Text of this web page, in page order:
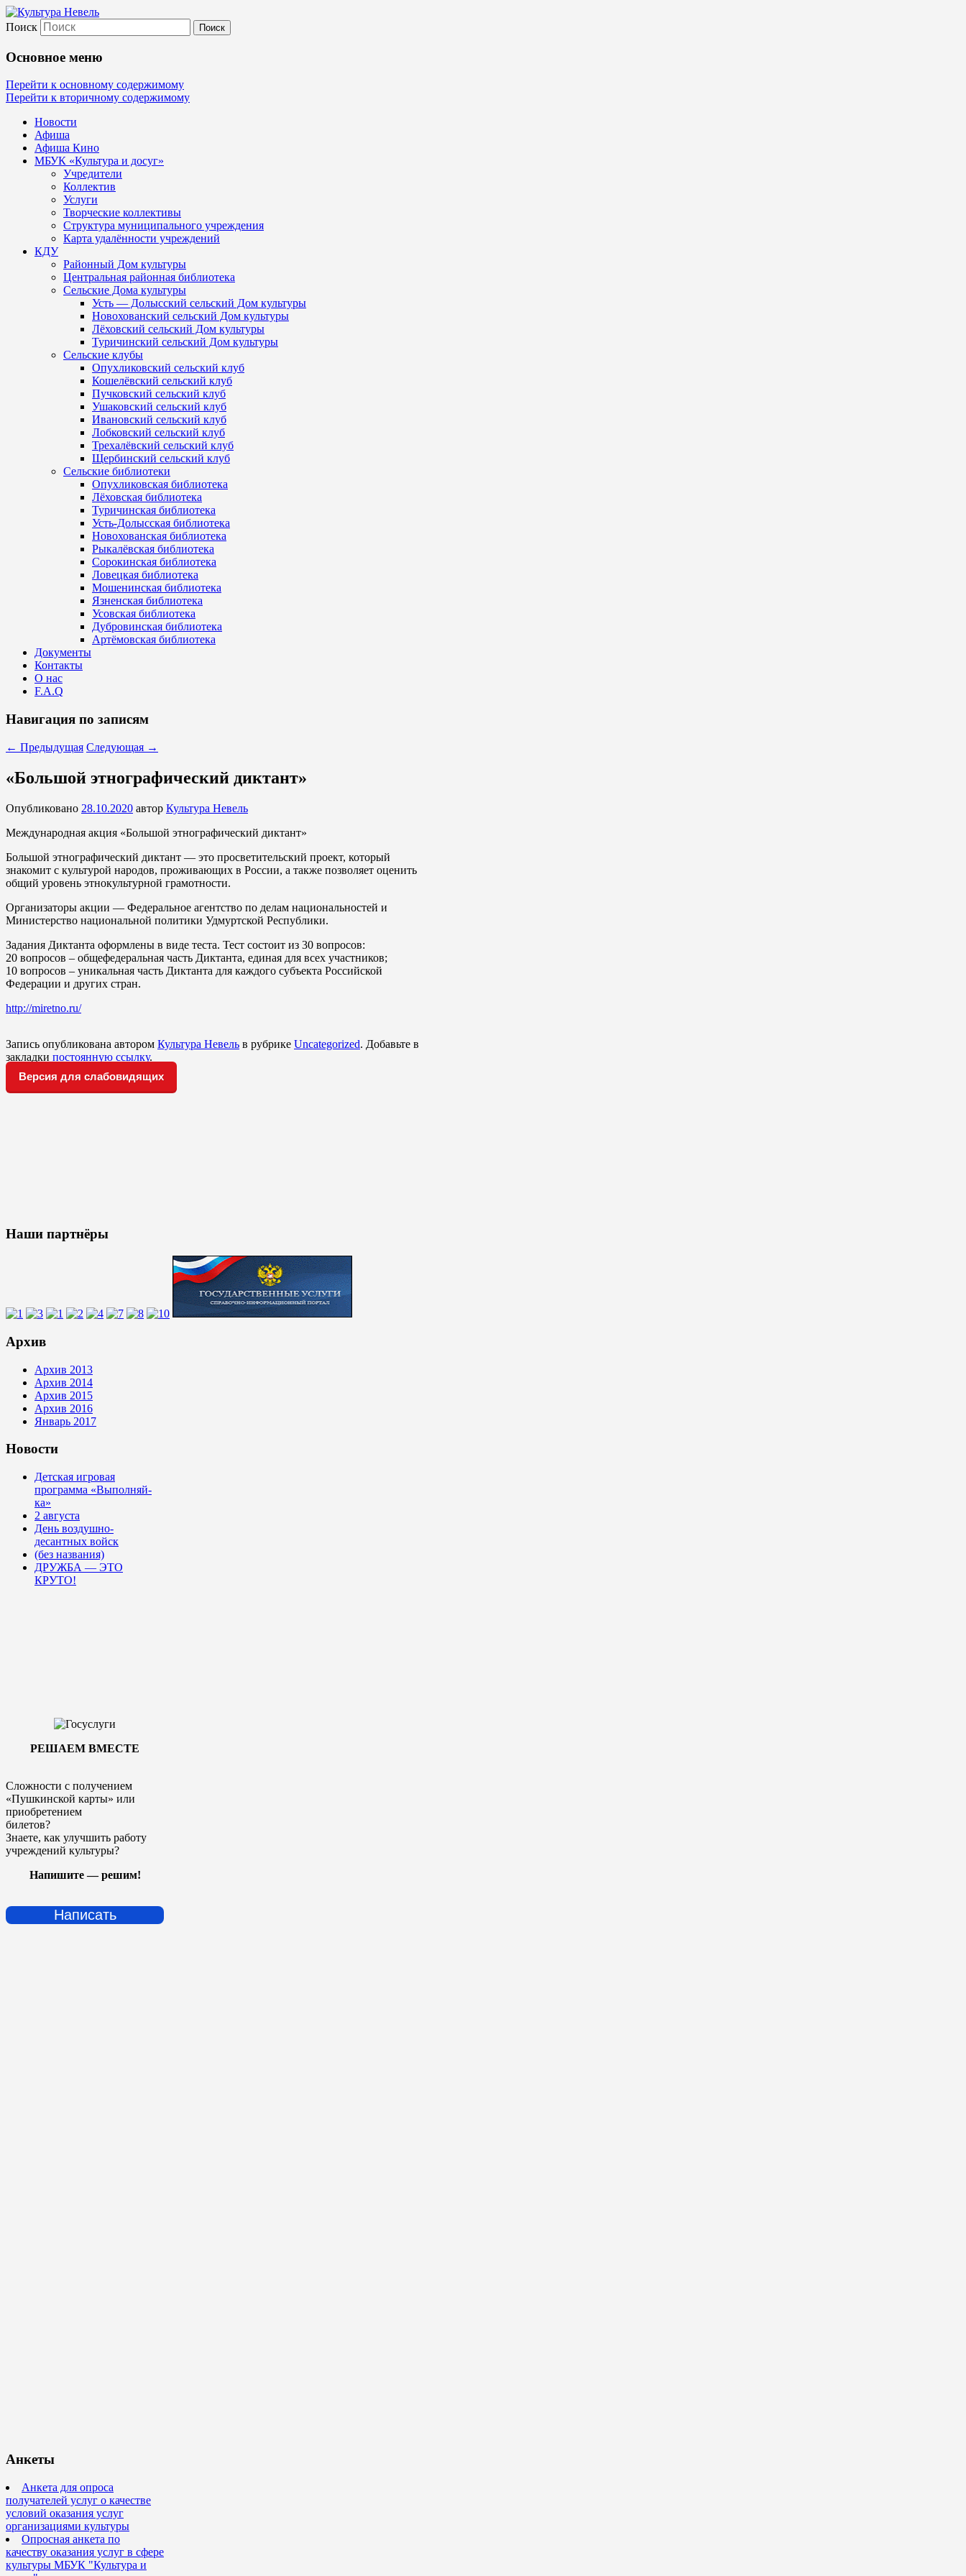
Культура Невель
МБУК Невельского района "Культура и досуг"
Поиск
Основное меню
Перейти к основному содержимому
Перейти к вторичному содержимому
Новости
Афиша
Афиша Кино
МБУК «Культура и досуг»
Учредители
Коллектив
Услуги
Творческие коллективы
Структура муниципального учреждения
Карта удалённости учреждений
КДУ
Районный Дом культуры
Центральная районная библиотека
Сельские Дома культуры
Усть — Долысский сельский Дом культуры
Новохованский сельский Дом культуры
Лёховский сельский Дом культуры
Туричинский сельский Дом культуры
Сельские клубы
Опухликовский сельский клуб
Кошелёвский сельский клуб
Пучковский сельский клуб
Ушаковский сельский клуб
Ивановский сельский клуб
Лобковский сельский клуб
Трехалёвский сельский клуб
Щербинский сельский клуб
Сельские библиотеки
Опухликовская библиотека
Лёховская библиотека
Туричинская библиотека
Усть-Долысская библиотека
Новохованская библиотека
Рыкалёвская библиотека
Сорокинская библиотека
Ловецкая библиотека
Мошенинская библиотека
Язненская библиотека
Усовская библиотека
Дубровинская библиотека
Артёмовская библиотека
Документы
Контакты
О нас
F.A.Q
Навигация по записям
← Предыдущая Следующая →
«Большой этнографический диктант»
Опубликовано 28.10.2020 автор Культура Невель
Международная акция «Большой этнографический диктант»
Большой этнографический диктант — это просветительский проект, который
знакомит с культурой народов, проживающих в России, а также позволяет оценить
общий уровень этнокультурной грамотности.
Организаторы акции — Федеральное агентство по делам национальностей и
Министерство национальной политики Удмуртской Республики.
Задания Диктанта оформлены в виде теста. Тест состоит из 30 вопросов:
20 вопросов – общефедеральная часть Диктанта, единая для всех участников;
10 вопросов – уникальная часть Диктанта для каждого субъекта Российской
Федерации и других стран.
http://miretno.ru/
Запись опубликована автором Культура Невель в рубрике Uncategorized. Добавьте в
закладки постоянную ссылку.
Версия для слабовидящих
Наши партнёры
Архив
Архив 2013
Архив 2014
Архив 2015
Архив 2016
Январь 2017
Новости
Детская игровая
программа «Выполняй-
ка»
2 августа
День воздушно-
десантных войск
(без названия)
ДРУЖБА — ЭТО
КРУТО!
РЕШАЕМ ВМЕСТЕ
Сложности с получением
«Пушкинской карты» или
приобретением
билетов?
Знаете, как улучшить работу
учреждений культуры?
Напишите — решим!
Написать
Анкеты
Анкета для опроса
получателей услуг о качестве
условий оказания услуг
организациями культуры
Опросная анкета по
качеству оказания услуг в сфере
культуры МБУК "Культура и